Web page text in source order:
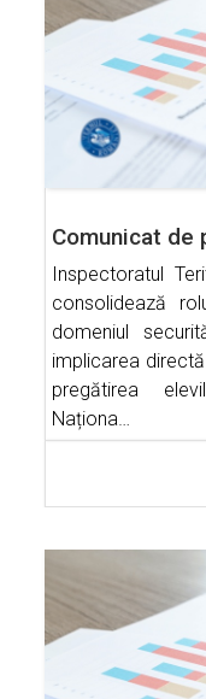
Comunicat de
Inspectoratul
consolidează
domeniul
implicarea
pregătirea
Naționa…